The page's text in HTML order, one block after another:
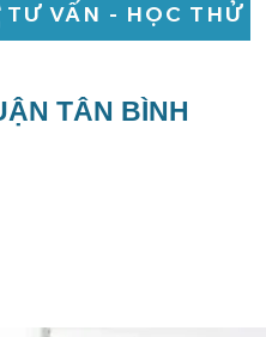
TƯ VẤN - HỌC THỬ
TÂN BÌNH